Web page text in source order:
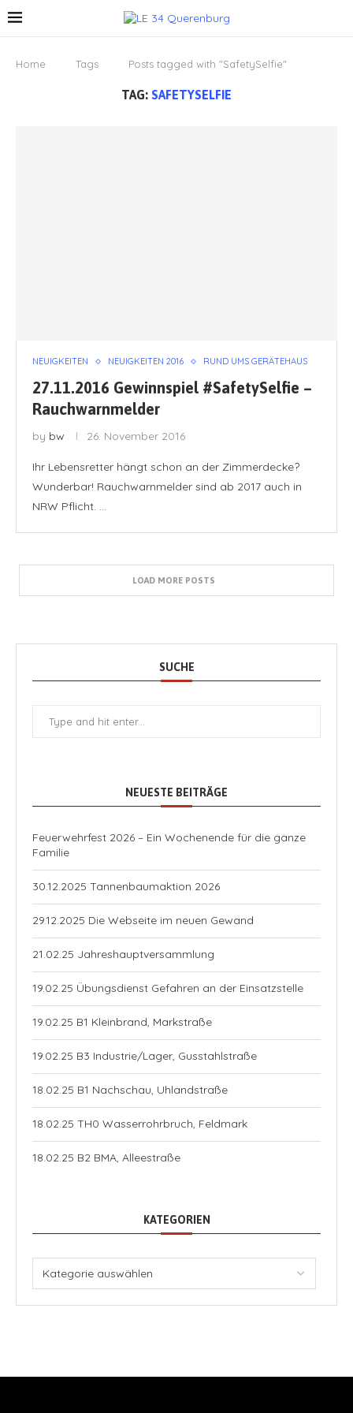
Home Tags Posts tagged with "SafetySelfie"
TAG: SAFETYSELFIE
NEUIGKEITEN NEUIGKEITEN 2016 RUND UMS GERÄTEHAUS
27.11.2016 Gewinnspiel #SafetySelfie –
Rauchwarnmelder
by bw 26. November 2016
Ihr Lebensretter hängt schon an der Zimmerdecke?
Wunderbar! Rauchwarnmelder sind ab 2017 auch in
NRW Pflicht. …
LOAD MORE POSTS
SUCHE
NEUESTE BEITRÄGE
Feuerwehrfest 2026 – Ein Wochenende für die ganze
Familie
30.12.2025 Tannenbaumaktion 2026
29.12.2025 Die Webseite im neuen Gewand
21.02.25 Jahreshauptversammlung
19.02.25 Übungsdienst Gefahren an der Einsatzstelle
19.02.25 B1 Kleinbrand, Markstraße
19.02.25 B3 Industrie/Lager, Gusstahlstraße
18.02.25 B1 Nachschau, Uhlandstraße
18.02.25 TH0 Wasserrohrbruch, Feldmark
18.02.25 B2 BMA, Alleestraße
KATEGORIEN